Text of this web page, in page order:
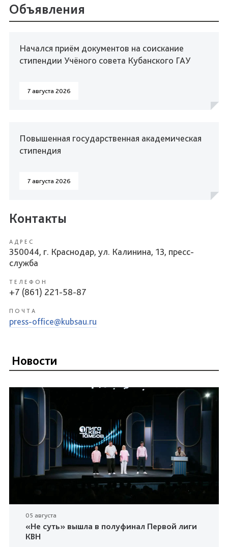
Объявления
Начался приём документов на соискание
стипендии Учёного совета Кубанского ГАУ
7 августа 2026
Повышенная государственная академическая
стипендия
7 августа 2026
Контакты
АДРЕС
350044, г. Краснодар, ул. Калинина, 13, пресс-
служба
ТЕЛЕФОН
+7 (861) 221-58-87
ПОЧТА
press-office@kubsau.ru
Новости
05 августа
«Не суть» вышла в полуфинал Первой лиги
КВН